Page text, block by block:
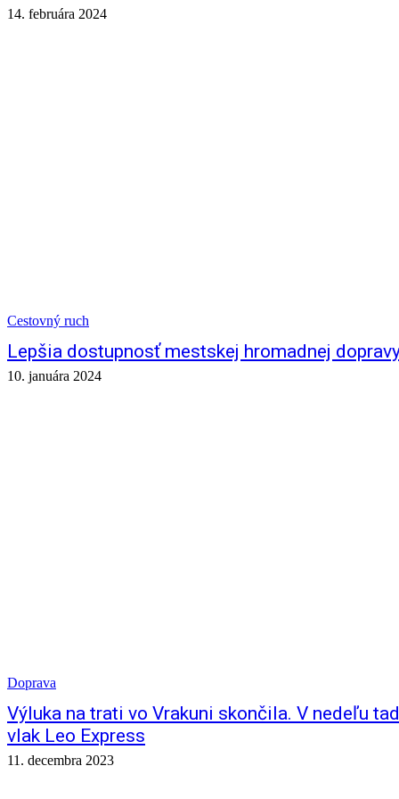
14. februára 2024
Cestovný ruch
Lepšia dostupnosť mestskej hromadnej
10. januára 2024
Doprava
Výluka na trati vo Vrakuni skončila. V nedeľu
vlak Leo Express
11. decembra 2023